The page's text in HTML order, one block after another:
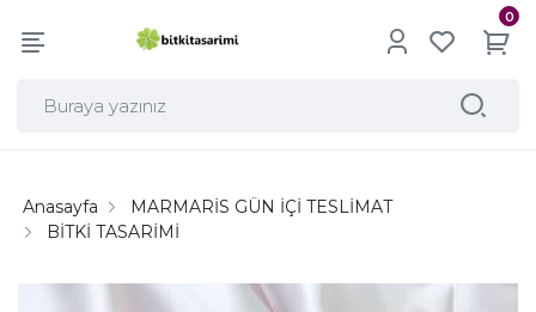
0
Anasayfa
MARMARİS GÜN İÇİ TESLİMAT
BİTKİ TASARİMİ